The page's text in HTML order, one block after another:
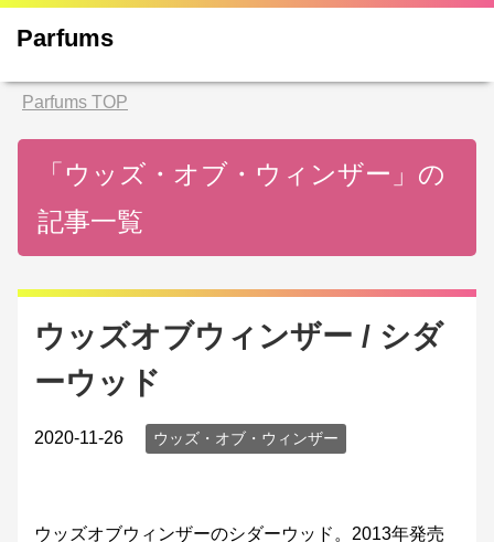
Parfums
Parfums TOP
「ウッズ・オブ・ウィンザー」の
記事一覧
ウッズオブウィンザー / シダ
ーウッド
2020-11-26 ウッズ・オブ・ウィンザー
ウッズオブウィンザーのシダーウッド。2013年発売